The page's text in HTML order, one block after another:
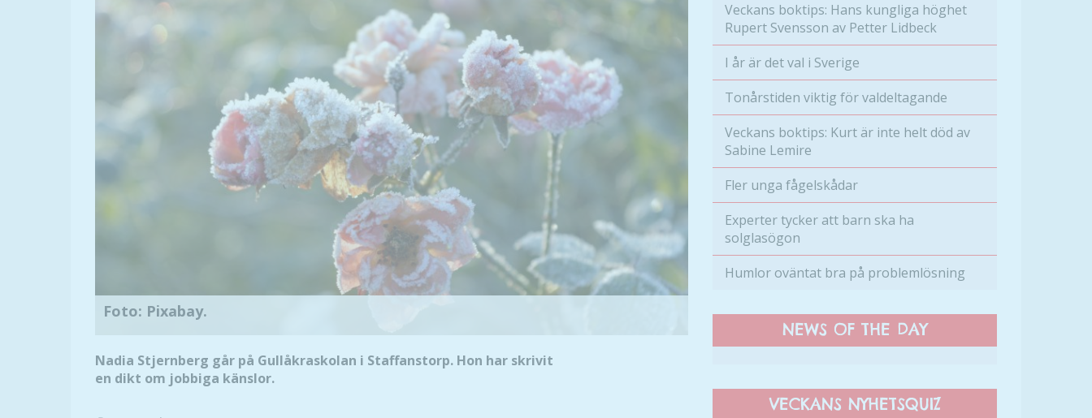
Foto: Pixabay.
Nadia Stjernberg går på Gullåkraskolan i Staffanstorp. Hon har skrivit
en dikt om jobbiga känslor.
Veckans boktips: Hans kungliga höghet
Rupert Svensson av Petter Lidbeck
I år är det val i Sverige
Tonårstiden viktig för valdeltagande
Veckans boktips: Kurt är inte helt död av
Sabine Lemire
Fler unga fågelskådar
Experter tycker att barn ska ha
solglasögon
Humlor oväntat bra på problemlösning
NEWS OF THE DAY
VECKANS NYHETSQUIZ